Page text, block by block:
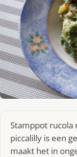
Stamppot rucola
piccalilly is een
maakt het in